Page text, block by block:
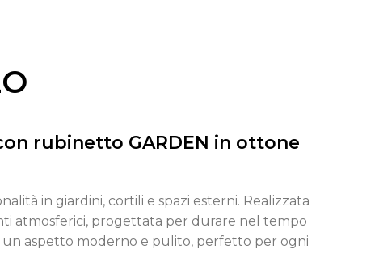
rubinetto GARDEN in ottone
in giardini, cortili e spazi esterni. Realizzata
atmosferici, progettata per durare nel tempo
un aspetto moderno e pulito, perfetto per ogni